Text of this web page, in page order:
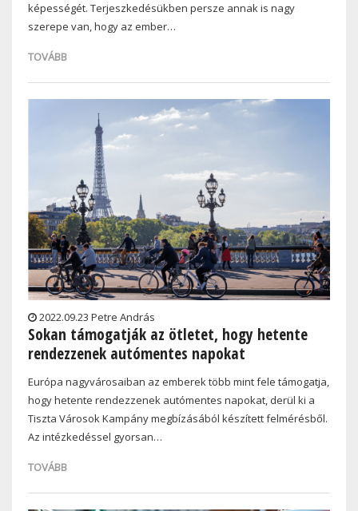
képességét. Terjeszkedésükben persze annak is nagy
szerepe van, hogy az ember…
TOVÁBB
2022.09.23 Petre András
Sokan támogatják az ötletet, hogy hetente
rendezzenek autómentes napokat
Európa nagyvárosaiban az emberek több mint fele támogatja,
hogy hetente rendezzenek autómentes napokat, derül ki a
Tiszta Városok Kampány megbízásából készített felmérésből.
Az intézkedéssel gyorsan…
TOVÁBB